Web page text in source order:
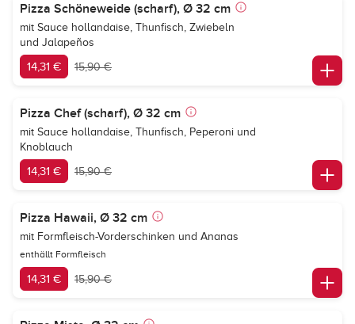
Pizza Schöneweide (scharf), Ø 32 cm
mit Sauce hollandaise, Thunfisch, Zwiebeln
und Jalapeños
14,31 € 15,90 €
Pizza Chef (scharf), Ø 32 cm
mit Sauce hollandaise, Thunfisch, Peperoni und
Knoblauch
14,31 € 15,90 €
Pizza Hawaii, Ø 32 cm
mit Formfleisch-Vorderschinken und Ananas
enthällt Formfleisch
14,31 € 15,90 €